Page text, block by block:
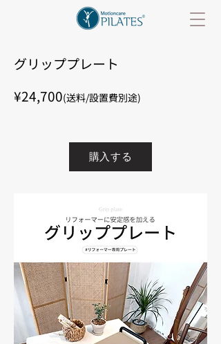
グリッププレート
¥24,700(送料/設置費別途)
購入する